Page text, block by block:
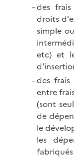
des
droits
simple
etc) et
des
entre
(sont
de
le
les